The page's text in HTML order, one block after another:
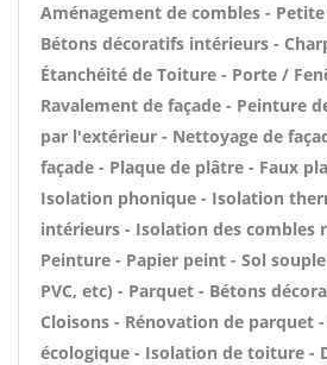
Aménagement de combles -
Bétons décoratifs intérieurs -
Étanchéité de Toiture - Porte /
Ravalement de façade - Peinture
par l'extérieur - Nettoyage de
façade - Plaque de plâtre - Faux
Isolation phonique - Isolation
intérieurs - Isolation des combles
Peinture - Papier peint - Sol
PVC, etc) - Parquet - Bétons
Cloisons - Rénovation de parquet
écologique - Isolation de toiture -